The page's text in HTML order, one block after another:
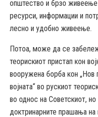
општество и брзо
ресурси, информации и
лесно и удобно живеење.
Потоа, може да се
теорискиот пристап кон
вооружена борба кон „Нов
војната“ во рускиот
во однос на Советскиот,
доктринарните прашања